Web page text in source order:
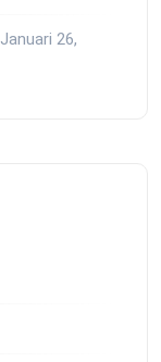
Januari 26,